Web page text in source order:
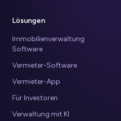
Lösungen
Immobilienverwaltung
Software
Vermieter-Software
Vermieter-App
Für Investoren
Verwaltung mit KI